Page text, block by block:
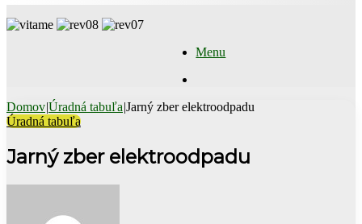
Menu
Domov|Úradná tabuľa|Jarný zber elektroodpadu
Úradná tabuľa
Jarný zber elektroodpadu